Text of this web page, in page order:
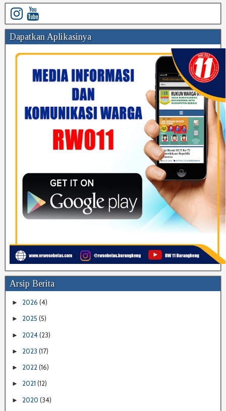
Dapatkan Aplikasinya
Arsip Berita
► 2026 (4)
► 2025 (5)
► 2024(23)
► 2023 (17)
► 2022 (16)
► 2021 (12)
► 2020 (34)